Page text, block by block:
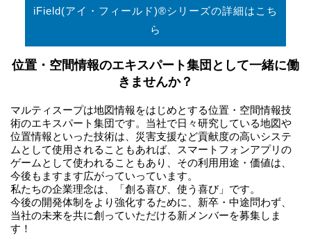
iField(アイ・フィールド)®シリーズの詳細はこち
ら
位置・空間情報のエキスパート集団として一緒に働
きませんか？
マルティスープは地図情報をはじめとする位置・空間情報技
術のエキスパート集団です。当社で日々研究している地図や
位置情報といった技術は、災害支援など貢献度の高いシステ
ムとして使用されることもあれば、スマートフォンアプリの
ゲームとして使われることもあり、その利用用途・価値は、
今後もますます広がっていっています。
私たちの企業理念は、「創る喜び、使う喜び」です。
今後の開発体制をより強化するために、新卒・中途問わず、
当社の未来を共に創っていただける新メンバーを募集しま
す！